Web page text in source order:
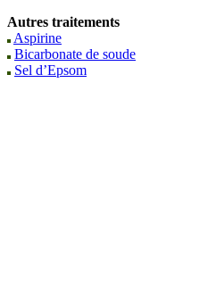
Autres traitements
Aspirine
Bicarbonate de soude
Sel d’Epsom